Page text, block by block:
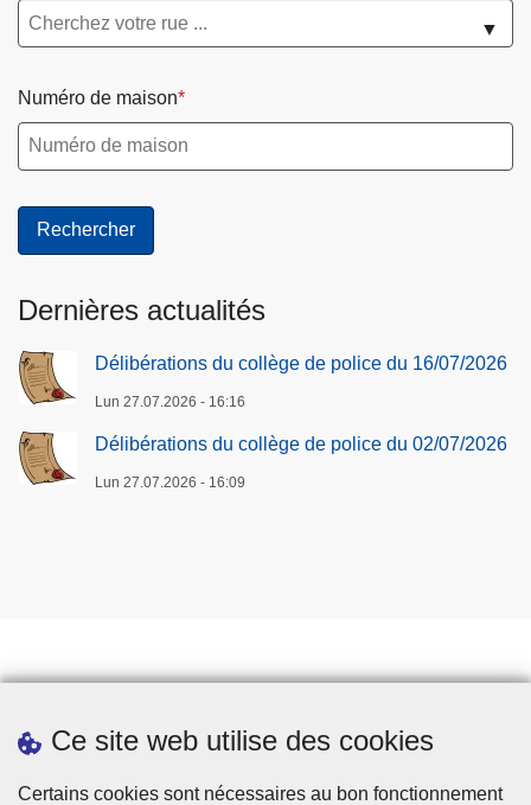
Ce site web utilise des cookies
Certains cookies sont nécessaires au bon fonctionnement
▼
Numéro de maison
Dernières actualités
Délibérations du collège de police du 16/07/2026
Lun 27.07.2026 - 16:16
Délibérations du collège de police du 02/07/2026
Lun 27.07.2026 - 16:09
Téléchargements
Presse